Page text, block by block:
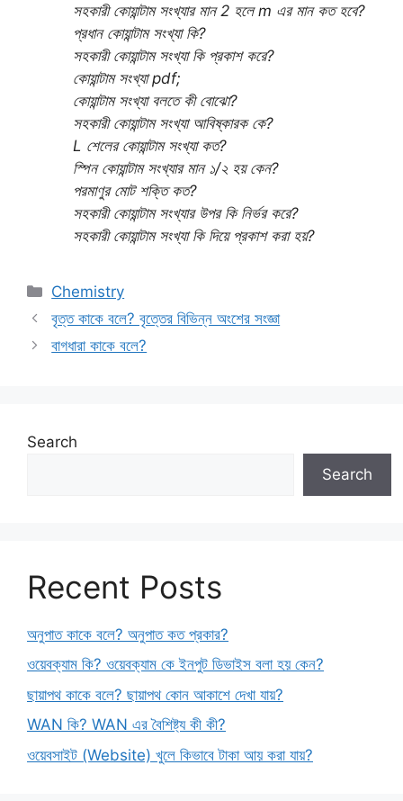
সহকারী কোয়ান্টাম সংখ্যার মান 2 হলে m এর মান কত হবে?
প্রধান কোয়ান্টাম সংখ্যা কি?
সহকারী কোয়ান্টাম সংখ্যা কি প্রকাশ করে?
কোয়ান্টাম সংখ্যা pdf;
কোয়ান্টাম সংখ্যা বলতে কী বোঝো?
সহকারী কোয়ান্টাম সংখ্যা আবিষ্কারক কে?
L শেলের কোয়ান্টাম সংখ্যা কত?
স্পিন কোয়ান্টাম সংখ্যার মান ১/২ হয় কেন?
পরমাণুর মোট শক্তি কত?
সহকারী কোয়ান্টাম সংখ্যার উপর কি নির্ভর করে?
সহকারী কোয়ান্টাম সংখ্যা কি দিয়ে প্রকাশ করা হয়?
Categories
Chemistry
বৃত্ত কাকে বলে? বৃত্তের বিভিন্ন অংশের সংজ্ঞা
বাগধারা কাকে বলে?
Search
Search
Recent Posts
অনুপাত কাকে বলে? অনুপাত কত প্রকার?
ওয়েবক্যাম কি? ওয়েবক্যাম কে ইনপুট ডিভাইস বলা হয় কেন?
ছায়াপথ কাকে বলে? ছায়াপথ কোন আকাশে দেখা যায়?
WAN কি? WAN এর বৈশিষ্ট্য কী কী?
ওয়েবসাইট (Website) খুলে কিভাবে টাকা আয় করা যায়?